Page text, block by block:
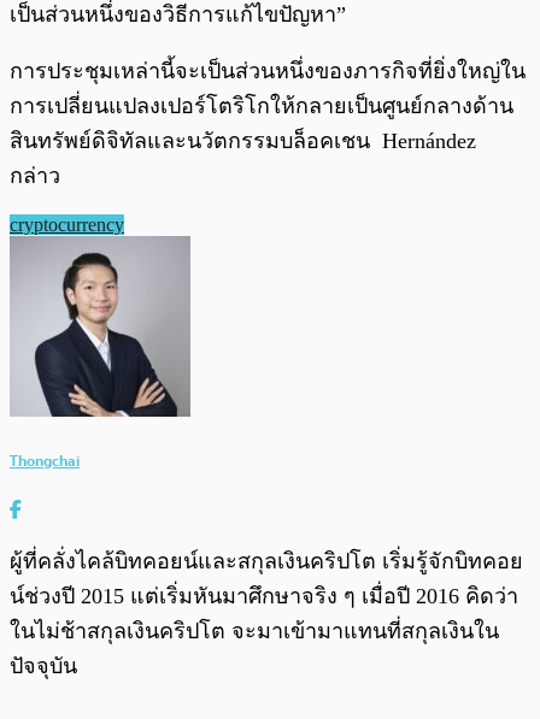
เป็นส่วนหนึ่งของวิธีการแก้ไขปัญหา”
การประชุมเหล่านี้จะเป็นส่วนหนึ่งของภารกิจที่ยิ่งใหญ่ใน
การเปลี่ยนแปลงเปอร์โตริโกให้กลายเป็นศูนย์กลางด้าน
สินทรัพย์ดิจิทัลและนวัตกรรมบล็อคเชน Hernández
กล่าว
cryptocurrency
Thongchai
ผู้ที่คลั่งไคล้บิทคอยน์และสกุลเงินคริปโต เริ่มรู้จักบิทคอย
น์ช่วงปี 2015 แต่เริ่มหันมาศึกษาจริง ๆ เมื่อปี 2016 คิดว่า
ในไม่ช้าสกุลเงินคริปโต จะมาเข้ามาแทนที่สกุลเงินใน
ปัจจุบัน